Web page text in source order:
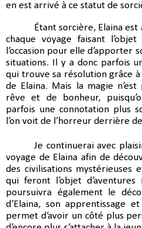
en est arrivé à ce statut de
Étant sorcière, Elaina
chaque voyage faisant l’objet
l’occasion pour elle d’apporter
situations. Il y a donc parfois
qui trouve sa résolution grâce
de Elaina. Mais la magie
rêve et de bonheur,
parfois une connotation plus
l’on voit de l’horreur derrière
Je continuerai avec
voyage de Elaina afin de
des civilisations mystérieuses
qui feront l’objet d’aventures
poursuivra également le
d’Elaina, son apprentissage
permet d’avoir un côté plus